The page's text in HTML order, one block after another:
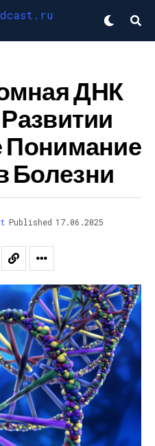
ДНК
Понимание
Болезни
Published 17.06.2025